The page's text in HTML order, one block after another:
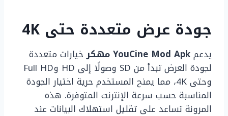
جودة عرض متعددة حتى 4K
يدعمYouCine Mod Apk مهكر
خيارات متعددة
لجودة العرض تبدأ من SD وصولًا إلى HD وFull HD
وحتى 4K، مما يمنح المستخدم حرية اختيار الجودة
المناسبة حسب سرعة الإنترنت المتوفرة. هذه
المرونة تساعد على تقليل استهلاك البيانات عند